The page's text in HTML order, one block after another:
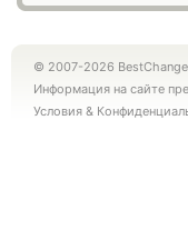
© 2007-2026
Информация на сайте
Условия &